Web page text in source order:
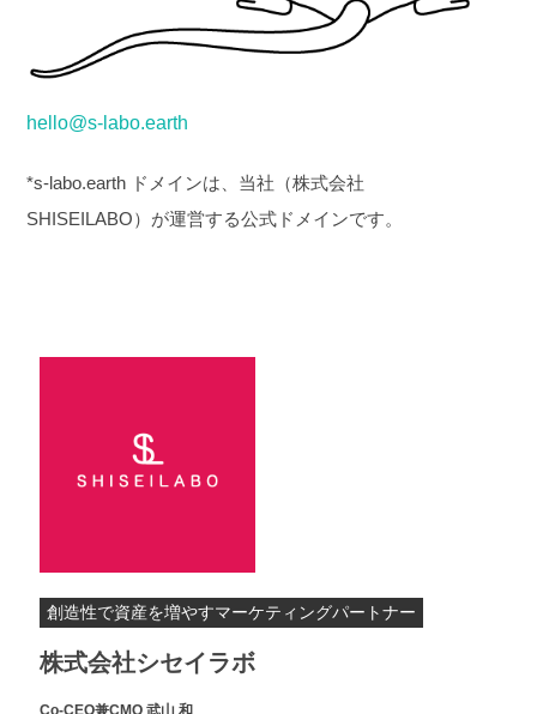
hello@s-labo.earth
*s-labo.earth ドメインは、当社（株式会社
SHISEILABO）が運営する公式ドメインです。
創造性で資産を増やすマーケティングパートナー
株式会社シセイラボ
Co-CEO兼CMO 武山 和